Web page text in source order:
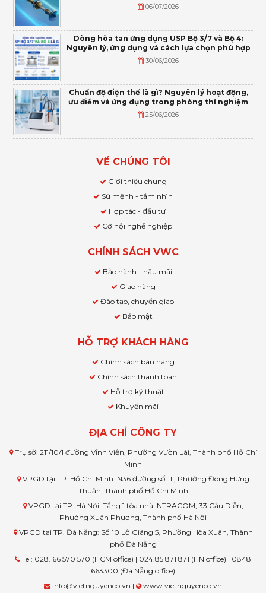
06/07/2026
Dòng hòa tan ứng dụng USP Bộ 3/7 và Bộ 4:
Nguyên lý, ứng dụng và cách lựa chọn phù hợp
30/06/2026
Chuẩn độ điện thế là gì? Nguyên lý hoạt động,
ưu điểm và ứng dụng trong phòng thí nghiệm
25/06/2026
VỀ CHÚNG TÔI
Giới thiệu chung
Sứ mệnh - tầm nhìn
Hợp tác - đầu tư
Cơ hội nghề nghiệp
CHÍNH SÁCH VWC
Bảo hành - hậu mãi
Giao hàng
Đào tạo, chuyển giao
Bảo mật
HỖ TRỢ KHÁCH HÀNG
Chính sách bán hàng
Chính sách thanh toán
Hỗ trợ kỹ thuật
Khuyến mãi
ĐỊA CHỈ CÔNG TY
Trụ sở: 211/10/1 đường Vĩnh Viễn, Phường Vườn Lài, Thành phố Hồ Chí
Minh
VPGD tại TP. Hồ Chí Minh: N36 đường số 11 , Phường Đông Hưng
Thuận, Thành phố Hồ Chí Minh
VPGD tại TP. Hà Nội: Tầng 1 tòa nhà INTRACOM, 33 Cầu Diễn,
Phường Xuân Phương, Thành phố Hà Nội
VPGD tại TP. Đà Nẵng: Số 10 Lỗ Giáng 5, Phường Hòa Xuân, Thành
phố Đà Nẵng
Tel: 028. 66 570 570 (HCM office) | 024.85 871 871 (HN office) | 0848
663300 (Đà Nẵng office)
info@vietnguyenco.vn |
www.vietnguyenco.vn